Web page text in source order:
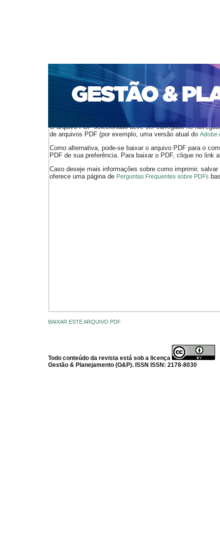
CAPA SOBRE ACESSO CADASTRO
PORTAL DE REVISTAS DA UNIFACS
SUBMISSÕES
PARA SUBMISSÃO DE ARTIGOS
TUTORIAL PARA
Capa Ribeiro
O arquivo PDF selecionado deve ser carregado no
de arquivos PDF (por exemplo, uma versão atual do Adobe
Como alternativa, pode-se baixar o arquivo PDF para o
PDF de sua preferência. Para baixar o PDF, clique no link
Caso deseje mais informações sobre como imprimir,
oferece uma página de Perguntas Frequentes sobre PDFs
BAIXAR ESTE ARQUIVO PDF
Todo conteúdo da revista está sob a licença
Gestão & Planejamento (G&P). ISSN ISSN: 2178-8030